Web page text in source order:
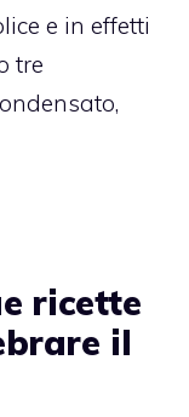
e in effetti
tre
ricette
il